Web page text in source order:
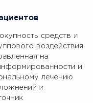
средств и
воздействия
на
и
лечению
и